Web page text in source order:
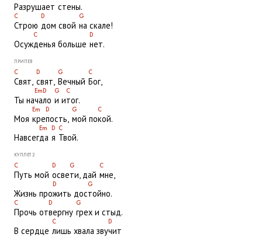
ВРЕМЯ
Разрушает стены.
C D G
Строю дом свой на скале!
C D
Осужденья больше нет.
ПРИПЕВ
C D G C
Свят, свят, Вечный Бог,
EmD G C
Ты начало и итог.
Em D G C
Моя крепость, мой покой.
Em D C
Навсегда я Твой.
КУПЛЕТ 2
C D G C
Путь мой освети, дай мне,
D G
Жизнь прожить достойно.
C D G
Прочь отвергну грех и стыд.
C D
В сердце лишь хвала звучит